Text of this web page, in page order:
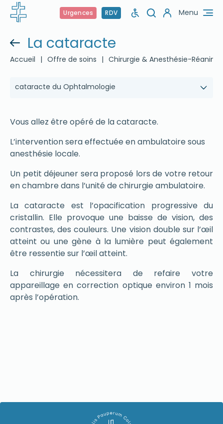
Urgences RDV Menu
La cataracte
Accueil | Offre de soins | Chirurgie & Anesthésie-
cataracte du Ophtalmologie
Vous allez être opéré de la cataracte.
L’intervention sera effectuée en ambulatoire sous
anesthésie locale.
Un petit déjeuner sera proposé lors de votre retour
en chambre dans l’unité de chirurgie ambulatoire.
La cataracte est l’opacification progressive du
cristallin. Elle provoque une baisse de vision, des
contrastes, des couleurs. Une vision double sur l’œil
atteint ou une gène à la lumière peut également
être ressentie sur l’œil atteint.
La chirurgie nécessitera de refaire votre
appareillage en correction optique environ 1 mois
après l’opération.